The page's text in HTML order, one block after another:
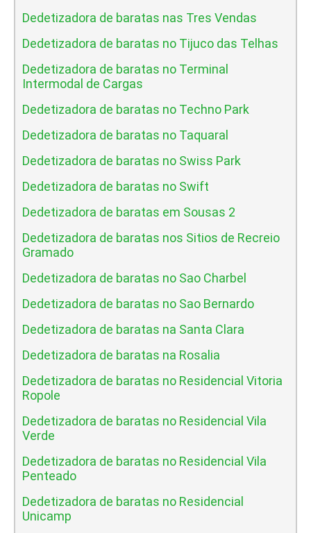
Dedetizadora de baratas nas Tres Vendas
Dedetizadora de baratas no Tijuco das Telhas
Dedetizadora de baratas no Terminal
Intermodal de Cargas
Dedetizadora de baratas no Techno Park
Dedetizadora de baratas no Taquaral
Dedetizadora de baratas no Swiss Park
Dedetizadora de baratas no Swift
Dedetizadora de baratas em Sousas 2
Dedetizadora de baratas nos Sitios de Recreio
Gramado
Dedetizadora de baratas no Sao Charbel
Dedetizadora de baratas no Sao Bernardo
Dedetizadora de baratas na Santa Clara
Dedetizadora de baratas na Rosalia
Dedetizadora de baratas no Residencial Vitoria
Ropole
Dedetizadora de baratas no Residencial Vila
Verde
Dedetizadora de baratas no Residencial Vila
Penteado
Dedetizadora de baratas no Residencial
Unicamp